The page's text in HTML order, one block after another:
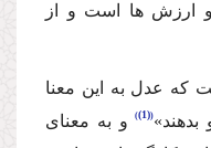
و ارزش ها است و از
كه عدل به این معنا
(1)
و به معناى